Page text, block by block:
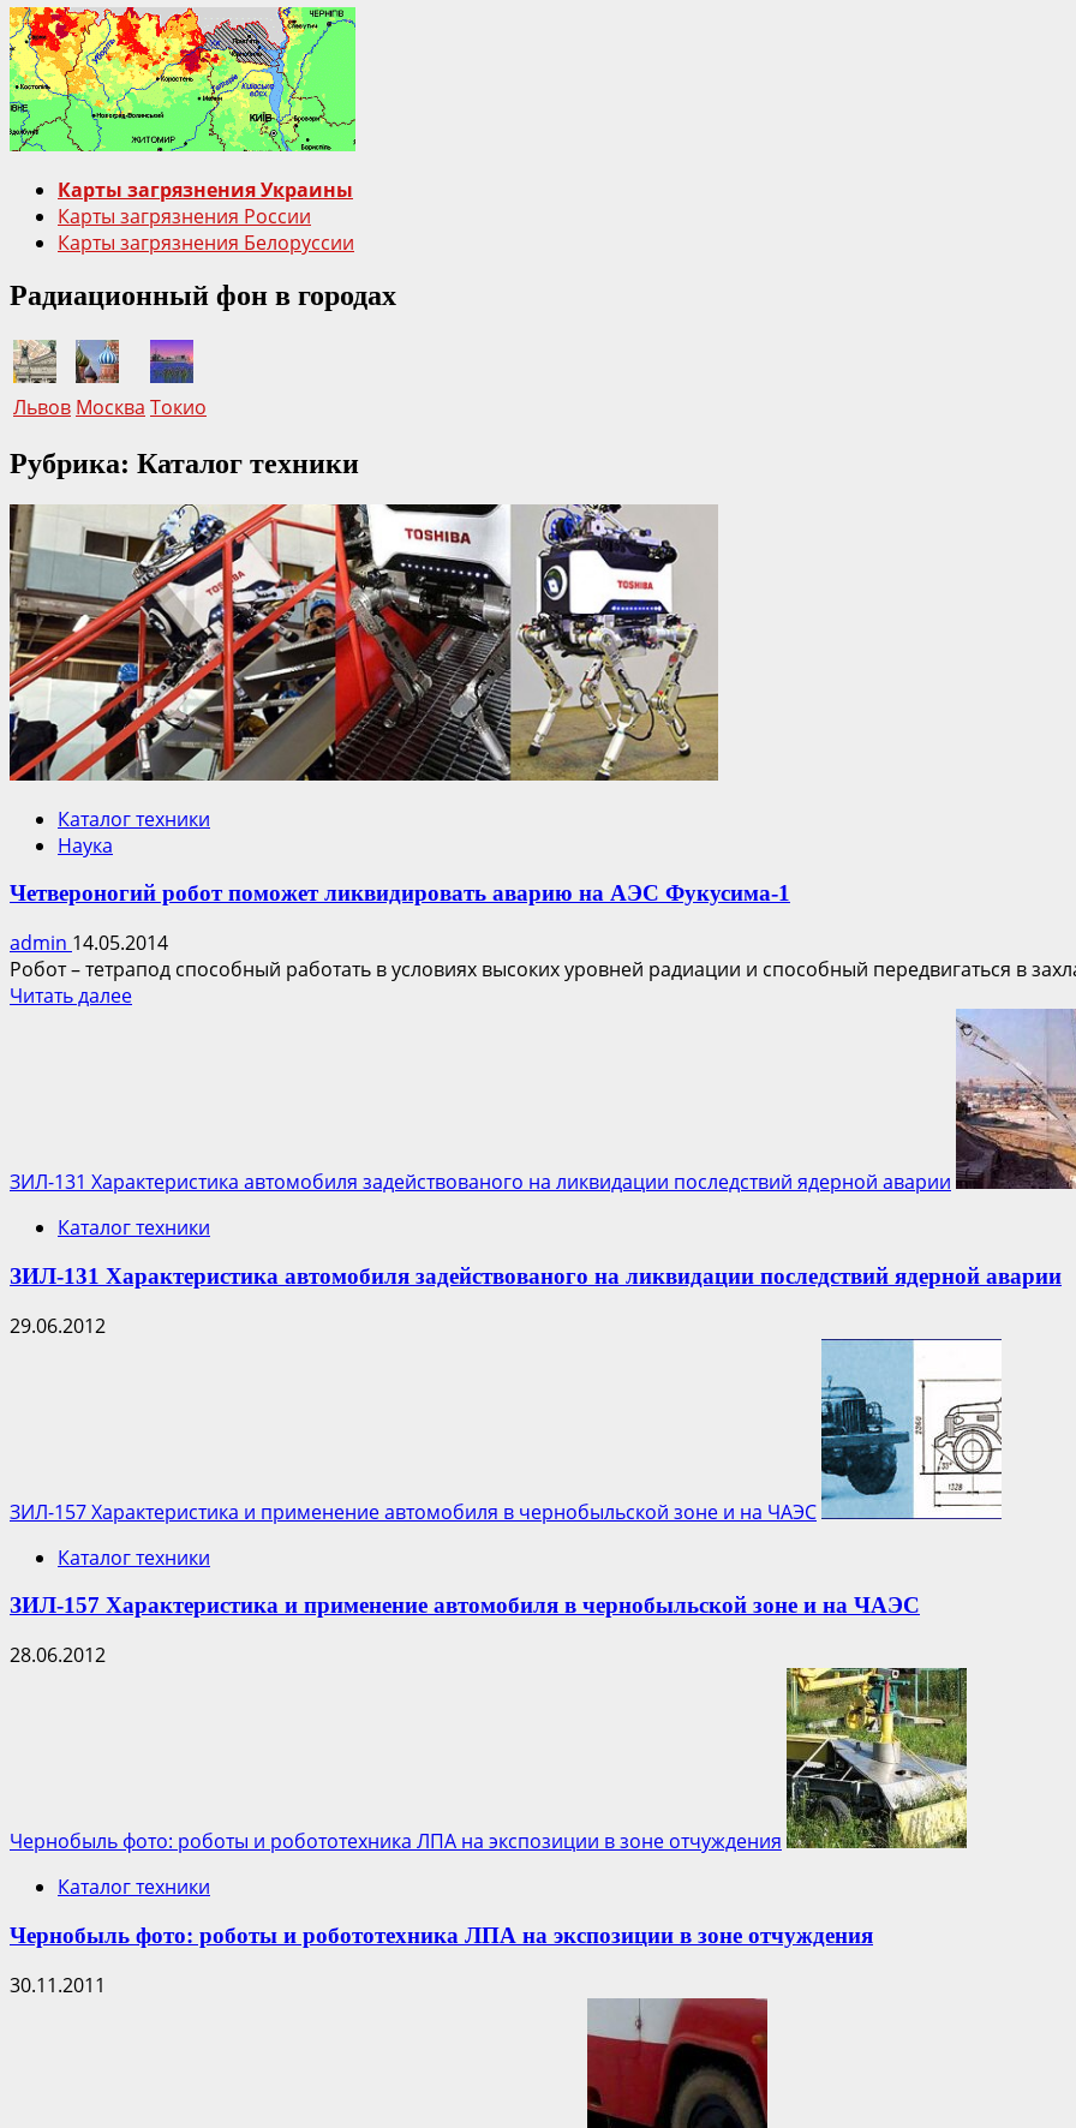
свойства
растений.
Приготовление
радиопротекторных
напитков
в
из
лекарственных
растений.
Карты загрязнения Украины
Карты загрязнения России
Карты загрязнения Белоруссии
Радиационный фон в городах
Львов Москва Токио
Рубрика: Каталог техники
Каталог техники
Наука
Четвероногий робот поможет ликвидировать аварию на АЭС Фукусима-1
admin 14.05.2014
Робот – тетрапод способный работать в условиях высоких уровней радиации и способный передвигаться в
Читать далееПрочитать
аварию
АЭС
ЗИЛ-131 Характеристика автомобиля задействованого на ликвидации последствий ядерной аварии
Каталог техники
ЗИЛ-131 Характеристика автомобиля задействованого на ликвидации последствий ядерной аварии
29.06.2012
ЗИЛ-157 Характеристика и применение автомобиля в чернобыльской зоне и на ЧАЭС
Каталог техники
ЗИЛ-157 Характеристика и применение автомобиля в чернобыльской зоне и на ЧАЭС
28.06.2012
Чернобыль фото: роботы и робототехника ЛПА на экспозиции в зоне отчуждения
Каталог техники
Чернобыль фото: роботы и робототехника ЛПА на экспозиции в зоне отчуждения
30.11.2011